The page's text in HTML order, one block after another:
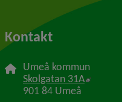
Kontakt
Umeå kommun
Skolgatan 31A Länk
901 84 Umeå